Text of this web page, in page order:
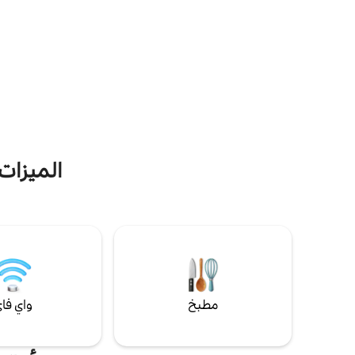
مطبخ واي